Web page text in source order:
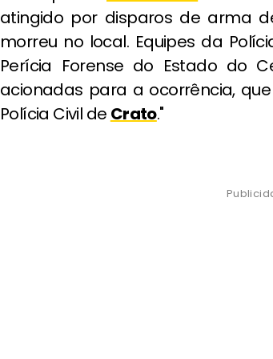
atingido por disparos de arma
morreu no local. Equipes da
Perícia Forense do Estado do
acionadas para a ocorrência,
Polícia Civil de Crato."